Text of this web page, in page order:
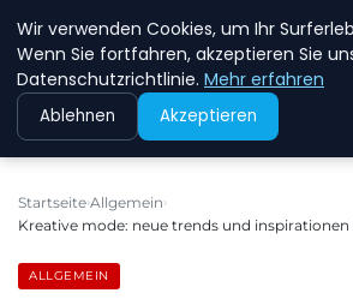
NEW ENERGY
Startseite Allgemein
Kreative mode: neue trends und inspirationen
ALLGEMEIN
Wir verwenden Cookies, um Ihr
Wenn Sie fortfahren, akzeptieren Sie
Datenschutzrichtlinie. Mehr erfahren
Ablehnen Akzeptieren